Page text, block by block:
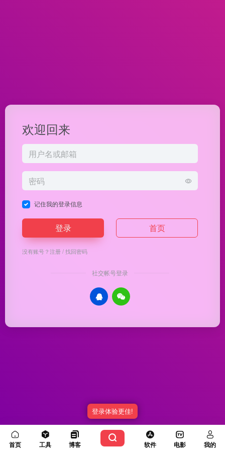
欢迎回来
记住我的登录信息
登录 首页
没有账号？注册/找回密码
社交帐号登录
Copyright © 2026 优渥导航 冀ICP备20003336号-5由 OneNav强力驱动
首页 工具 博客 软件 电影 我的
登录体验更佳!